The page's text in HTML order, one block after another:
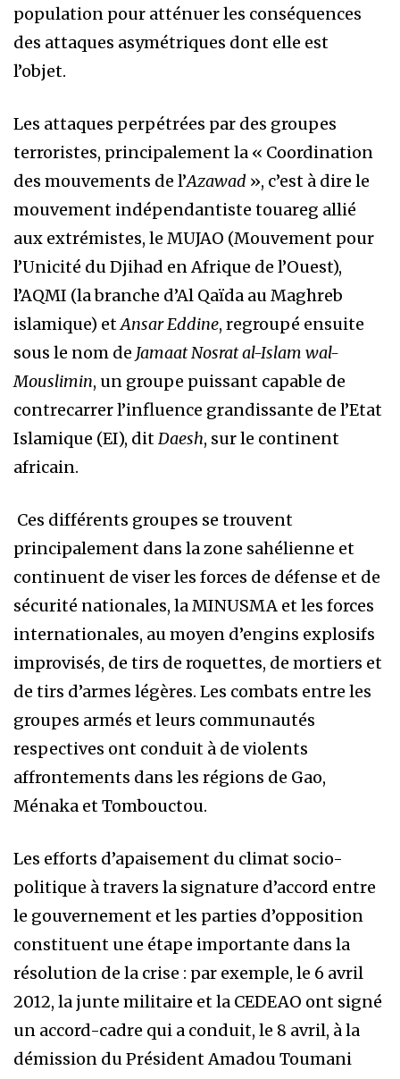
population pour atténuer les conséquences
des attaques asymétriques dont elle est
l’objet.
Les attaques perpétrées par des groupes
terroristes, principalement la « Coordination
des mouvements de l’Azawad », c’est à dire le
mouvement indépendantiste touareg allié
aux extrémistes, le MUJAO (Mouvement pour
l’Unicité du Djihad en Afrique de l’Ouest),
l’AQMI (la branche d’Al Qaïda au Maghreb
islamique) etAnsar Eddine, regroupé ensuite
sous le nom de Jamaat Nosrat al-Islam wal-
Mouslimin, un groupe puissant capable de
contrecarrer l’influence grandissante de l’Etat
Islamique (EI), ditDaesh, sur le continent
africain.
Ces différents groupes se trouvent
principalement dans la zone sahélienne et
continuent de viser les forces de défense et de
sécurité nationales, la MINUSMA et les forces
internationales, au moyen d’engins explosifs
improvisés, de tirs de roquettes, de mortiers et
de tirs d’armes légères. Les combats entre les
groupes armés et leurs communautés
respectives ont conduit à de violents
affrontements dans les régions de Gao,
Ménaka et Tombouctou.
Les efforts d’apaisement du climat socio-
politique à travers la signature d’accord entre
le gouvernement et les parties d’opposition
constituent une étape importante dans la
résolution de la crise : par exemple, le 6 avril
2012, la junte militaire et la CEDEAO ont signé
un accord-cadre qui a conduit, le 8 avril, à la
démission du Président Amadou Toumani